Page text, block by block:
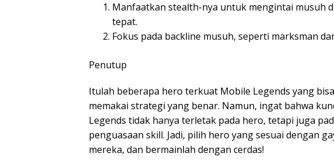
Manfaatkan stealth-nya untuk mengintai musuh
tepat.
Fokus pada backline musuh, seperti marksman
Penutup
Itulah beberapa hero terkuat Mobile Legends yang
memakai strategi yang benar. Namun, ingat bahwa
Legends tidak hanya terletak pada hero, tetapi juga
penguasaan skill. Jadi, pilih hero yang sesuai dengan
mereka, dan bermainlah dengan cerdas!